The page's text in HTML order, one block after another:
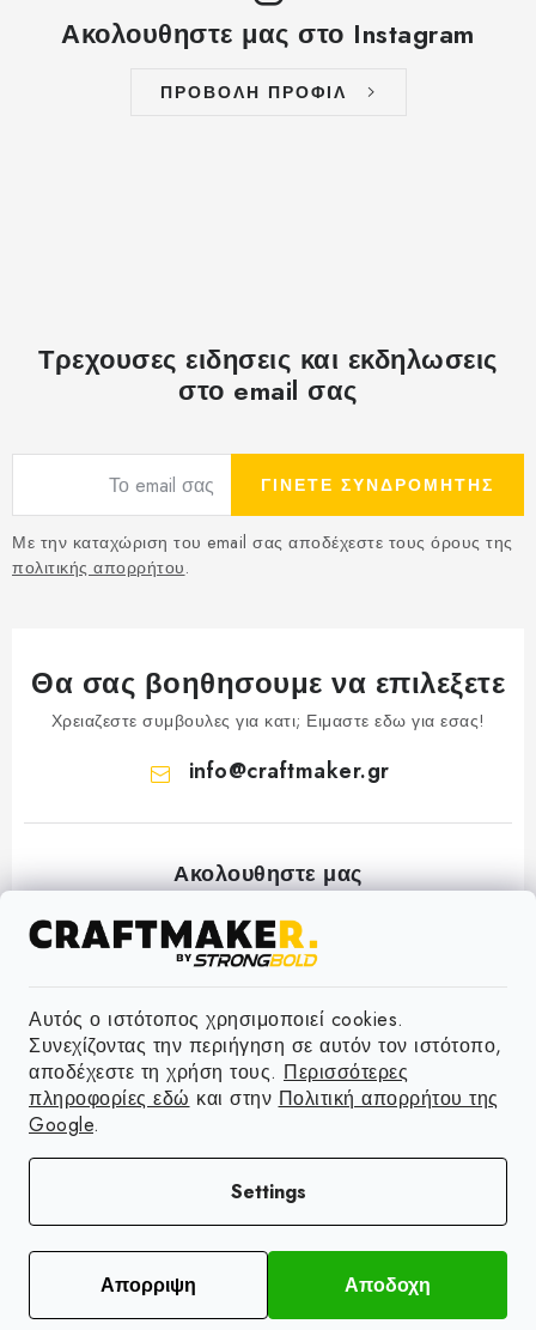
Αυτός ο ιστότοπος χρησιμοποιεί cookies.
Συνεχίζοντας την περιήγηση σε αυτόν τον ιστότοπο,
αποδέχεστε τη χρήση τους. Περισσότερες
πληροφορίες εδώ και στην Πολιτική απορρήτου της
Google.
Settings
Απορριψη Αποδοχη
Ακολουθηστε μας στο Instagram
ΠΡΟΒΟΛΗ ΠΡΟΦΙΛ
Τρεχουσες ειδησεις και εκδηλωσεις
στο email σας
Με την καταχώριση του email σας αποδέχεστε τους όρους της
πολιτικής απορρήτου.
ΓΙΝΕΤΕ ΣΥΝΔΡΟΜΗΤΗΣ
Θα σας βοηθησουμε να επιλεξετε
Χρειαζεστε συμβουλες για κατι; Ειμαστε εδω για εσας!
info@craftmaker.gr
Πληροφοριες
Επικοινωνία
Αποστολή
Όροι & Προϋποθέσεις
Δεχομαστε ηλεκτρονικες πληρωμες
Δημιουργηθηκε απο τη Shoptet Premium
Επεξεργαστειτε τις ρυθμισεις των cookies